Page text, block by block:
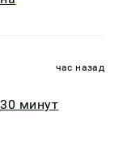
час назад
минут